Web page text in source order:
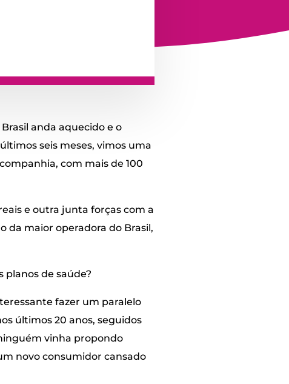
Brasil anda aquecido e o
seis meses, vimos uma
com mais de 100
e outra junta forças com a
da maior operadora do Brasil,
planos de saúde?
fazer um paralelo
últimos 20 anos, seguidos
vinha propondo
novo consumidor cansado